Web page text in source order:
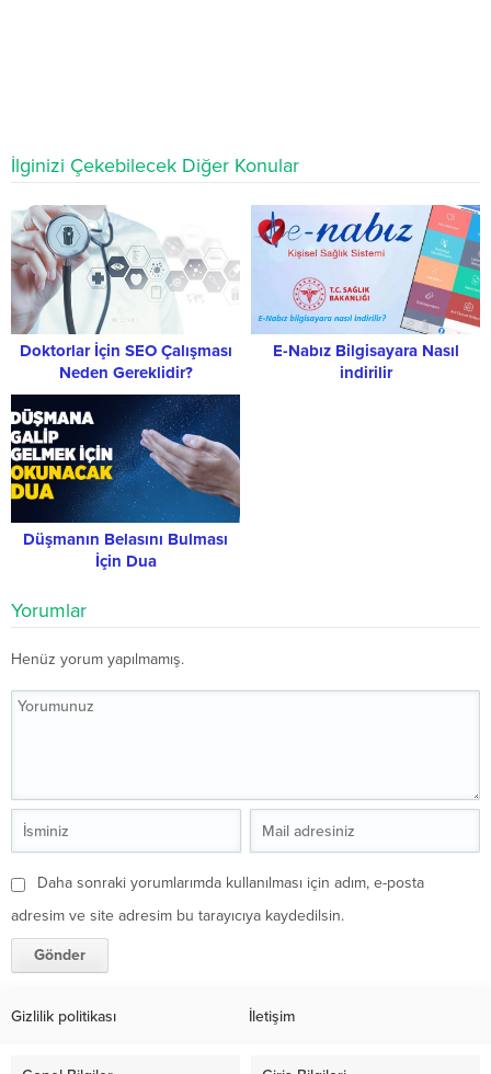
İlginizi Çekebilecek Diğer Konular
Doktorlar İçin SEO Çalışması
Neden Gereklidir?
E-Nabız Bilgisayara Nasıl
indirilir
Düşmanın Belasını Bulması
İçin Dua
Yorumlar
Henüz yorum yapılmamış.
Daha sonraki yorumlarımda kullanılması için adım, e-posta
adresim ve site adresim bu tarayıcıya kaydedilsin.
Gizlilik politikası İletişim